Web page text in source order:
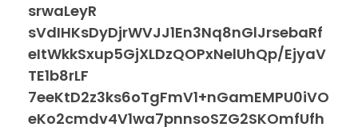
srwaLeyR
sVdIHKsDyDjrWVJJ1En3Nq8nGlJrsebaRf
eItWkkSxup5GjXLDzQOPxNelUhQp/EjyaV
TE1b8rLF
7eeKtD2z3ks6oTgFmV1+nGamEMPU0iVO
eKo2cmdv4V1wa7pnnsoSZG2SKOmfUfh